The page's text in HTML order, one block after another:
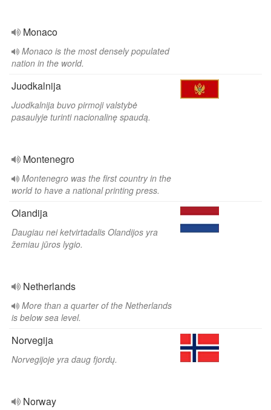
Monaco
Monaco is the most densely populated
nation in the world.
Juodkalnija
Juodkalnija buvo pirmoji valstybė
pasaulyje turinti nacionalinę spaudą.
Montenegro
Montenegro was the first country in the
world to have a national printing press.
Olandija
Daugiau nei ketvirtadalis Olandijos yra
žemiau jūros lygio.
Netherlands
More than a quarter of the Netherlands
is below sea level.
Norvegija
Norvegijoje yra daug fjordų.
Norway